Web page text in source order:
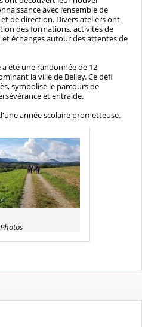
avec l’ensemble de
de direction. Divers ateliers ont
des formations, activités de
échanges autour des attentes de
été une randonnée de 12
la ville de Belley. Ce défi
symbolise le parcours de
et entraide.
année scolaire prometteuse.